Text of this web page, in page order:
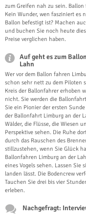
zum Greifen nah zu sein.
Kein Wunder, wen fasziniert es
Ballon befestigt ist? Machen
und buchen Sie noch heute
Preise verglichen haben.
Auf geht es zum
Lahn
Wer vor dem Ballon fahren
schon sehr nett zu dem Piloten
Kreis der Ballonfahrer erhoben
nicht. Sie werden die
Sie ein Pionier der ersten
der Ballonfahrt Limburg an der
Wälder, die Flüsse, die Wiesen
Perspektive sehen. Die Ruhe
durch das Rauschen des
stillzustehen, wenn Sie Glück
Ballonfahren Limburg an der
eines Vogels sehen. Lassen Sie
landen lässt. Die Bodencrew
Tauchen Sie drei bis vier
erleben.
Nachgefragt: